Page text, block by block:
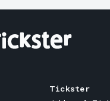
Tickster